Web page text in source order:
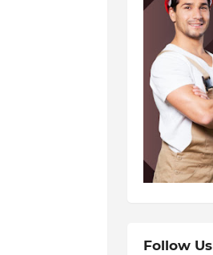
Follow Us